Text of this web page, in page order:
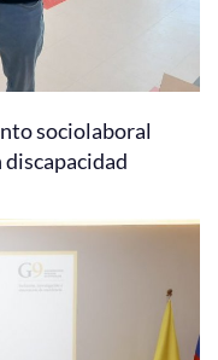
sociolaboral